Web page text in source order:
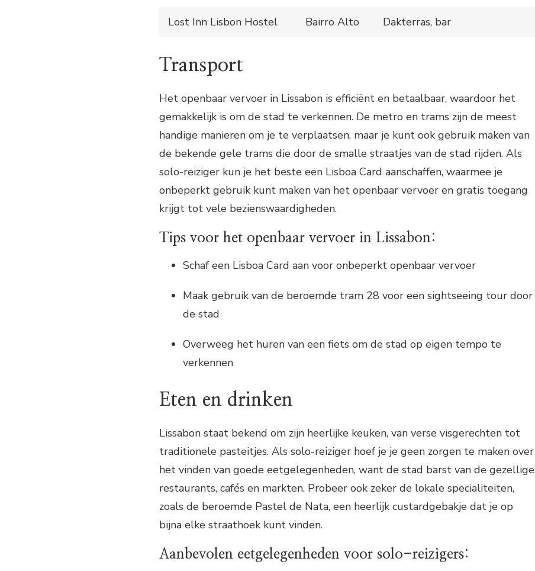
Lost Inn Lisbon Hostel Bairro Alto Dakterras, bar
Transport
Het openbaar vervoer in Lissabon is efficiënt en betaalbaar, waardoor het
gemakkelijk is om de stad te verkennen. De metro en trams zijn de meest
handige manieren om je te verplaatsen, maar je kunt ook gebruik maken van
de bekende gele trams die door de smalle straatjes van de stad rijden. Als
solo-reiziger kun je het beste een Lisboa Card aanschaffen, waarmee je
onbeperkt gebruik kunt maken van het openbaar vervoer en gratis toegang
krijgt tot vele bezienswaardigheden.
Tips voor het openbaar vervoer in Lissabon:
Schaf een Lisboa Card aan voor onbeperkt openbaar vervoer
Maak gebruik van de beroemde tram 28 voor een sightseeing tour door
de stad
Overweeg het huren van een fiets om de stad op eigen tempo te
verkennen
Eten en drinken
Lissabon staat bekend om zijn heerlijke keuken, van verse visgerechten tot
traditionele pasteitjes. Als solo-reiziger hoef je je geen zorgen te maken over
het vinden van goede eetgelegenheden, want de stad barst van de gezellige
restaurants, cafés en markten. Probeer ook zeker de lokale specialiteiten,
zoals de beroemde Pastel de Nata, een heerlijk custardgebakje dat je op
bijna elke straathoek kunt vinden.
Aanbevolen eetgelegenheden voor solo-reizigers: